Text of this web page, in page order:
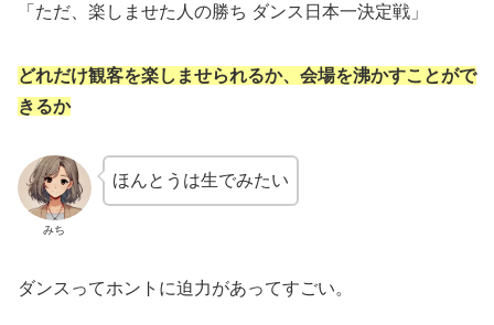
「ただ、楽しませた人の勝ち ダンス日本一決定戦」
どれだけ観客を楽しませられるか、会場を沸かすことがで
きるか
みち
ほんとうは生でみたい
ダンスってホントに迫力があってすごい。